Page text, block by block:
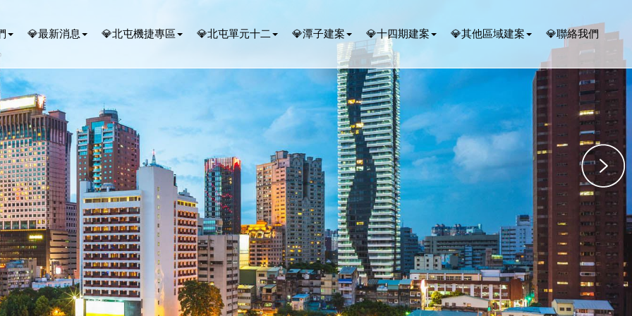
💎最新消息 💎北屯機捷專區 💎北屯單元十二 💎潭子建案 💎十四期建案 💎其他區域建案 💎聯絡我們